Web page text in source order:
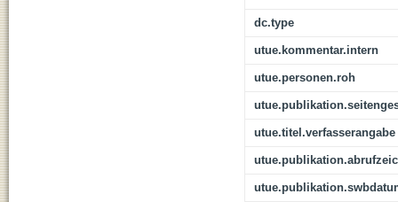
dc.type
utue.kommentar.intern
utue.personen.roh
utue.titel.verfasserangabe